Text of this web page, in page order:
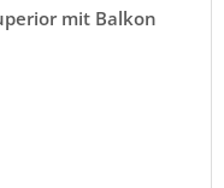
mit Balkon